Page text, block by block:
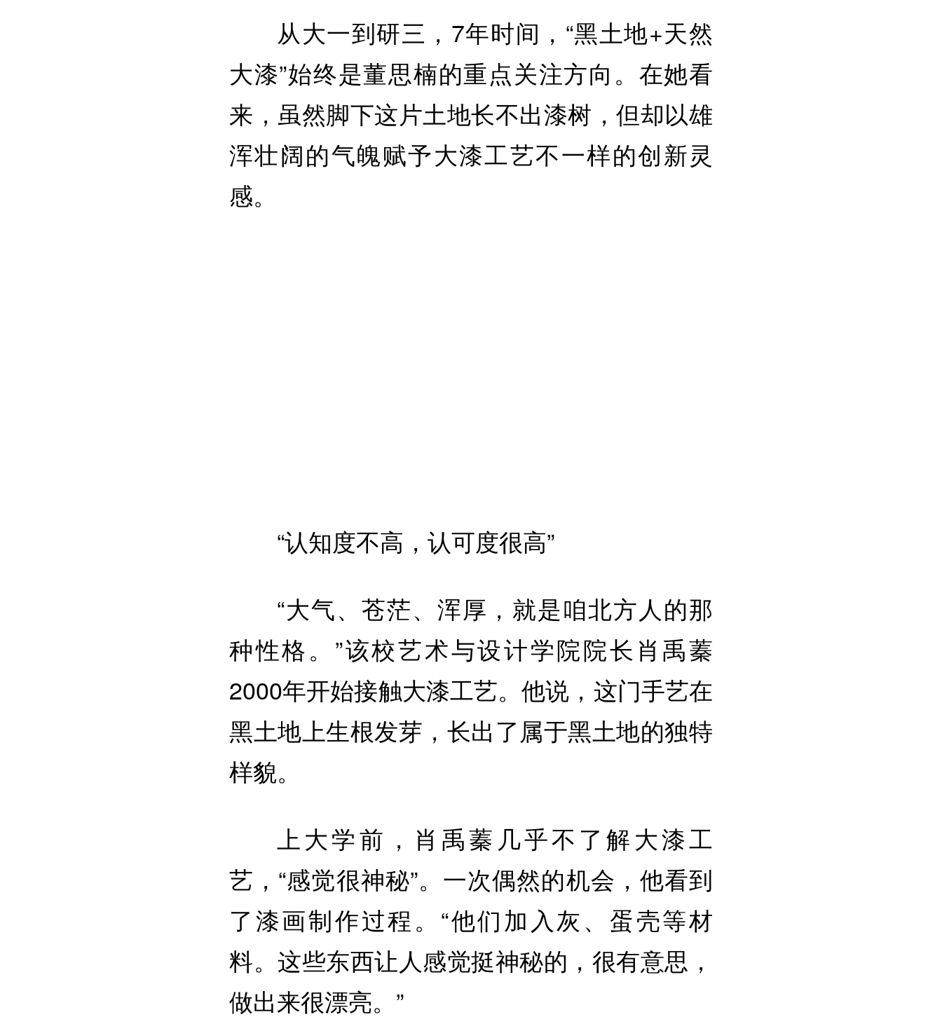
从大一到研三，7年时间，“黑土地+天然
大漆”始终是董思楠的重点关注方向。在她看
来，虽然脚下这片土地长不出漆树，但却以雄
浑壮阔的气魄赋予大漆工艺不一样的创新灵
感。
“认知度不高，认可度很高”
“大气、苍茫、浑厚，就是咱北方人的那
种性格。”该校艺术与设计学院院长肖禹蓁
2000年开始接触大漆工艺。他说，这门手艺在
黑土地上生根发芽，长出了属于黑土地的独特
样貌。
上大学前，肖禹蓁几乎不了解大漆工
艺，“感觉很神秘”。一次偶然的机会，他看到
了漆画制作过程。“他们加入灰、蛋壳等材
料。这些东西让人感觉挺神秘的，很有意思，
做出来很漂亮。”